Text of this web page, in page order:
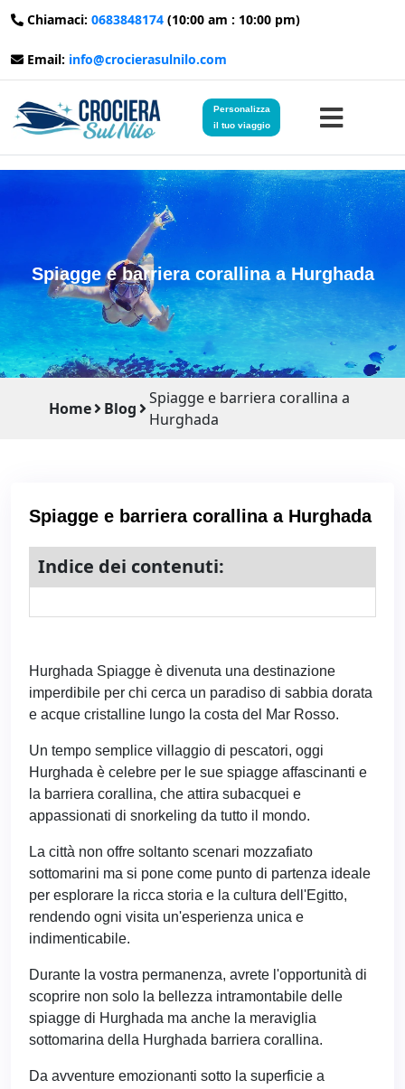
Chiamaci: 0683848174 (10:00 am : 10:00 pm)
Email: info@crocierasulnilo.com
Personalizza
il tuo viaggio
Viaggi in Egitto
Crociere sul Nilo
Viaggi in Giordania
Spiagge e barriera corallina a Hurghada
Home Blog
Spiagge e barriera corallina a
Hurghada
Spiagge e barriera corallina a Hurghada
Indice dei contenuti:
Hurghada Spiagge è divenuta una destinazione
imperdibile per chi cerca un paradiso di sabbia dorata
e acque cristalline lungo la costa del Mar Rosso.
Un tempo semplice villaggio di pescatori, oggi
Hurghada è celebre per le sue spiagge affascinanti e
la barriera corallina, che attira subacquei e
appassionati di snorkeling da tutto il mondo.
La città non offre soltanto scenari mozzafiato
sottomarini ma si pone come punto di partenza ideale
per esplorare la ricca storia e la cultura dell'Egitto,
rendendo ogni visita un'esperienza unica e
indimenticabile.
Durante la vostra permanenza, avrete l'opportunità di
scoprire non solo la bellezza intramontabile delle
spiagge di Hurghada ma anche la meraviglia
sottomarina della Hurghada barriera corallina.
Da avventure emozionanti sotto la superficie a